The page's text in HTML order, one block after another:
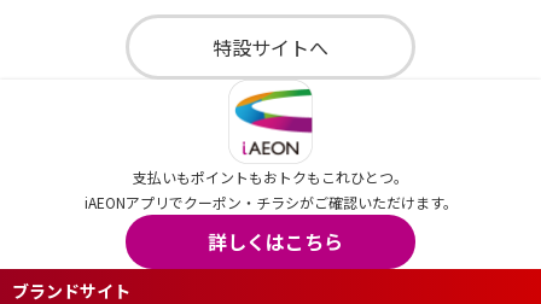
特設サイトへ
支払いもポイントもおトクもこれひとつ。
iAEONアプリでクーポン・チラシがご確認いただけます。
詳しくはこちら
ブランドサイト